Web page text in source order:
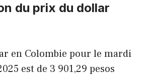
du prix du dollar
en Colombie pour le mardi
est de 3 901,29 pesos